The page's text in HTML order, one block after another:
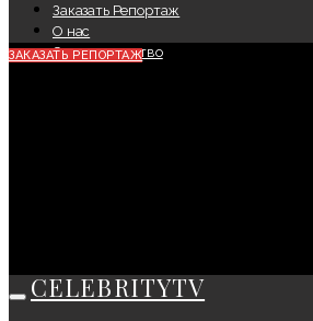
Заказать Репортаж
О нас
Сотрудничество
ЗАКАЗАТЬ РЕПОРТАЖ
CELEBRITYTV